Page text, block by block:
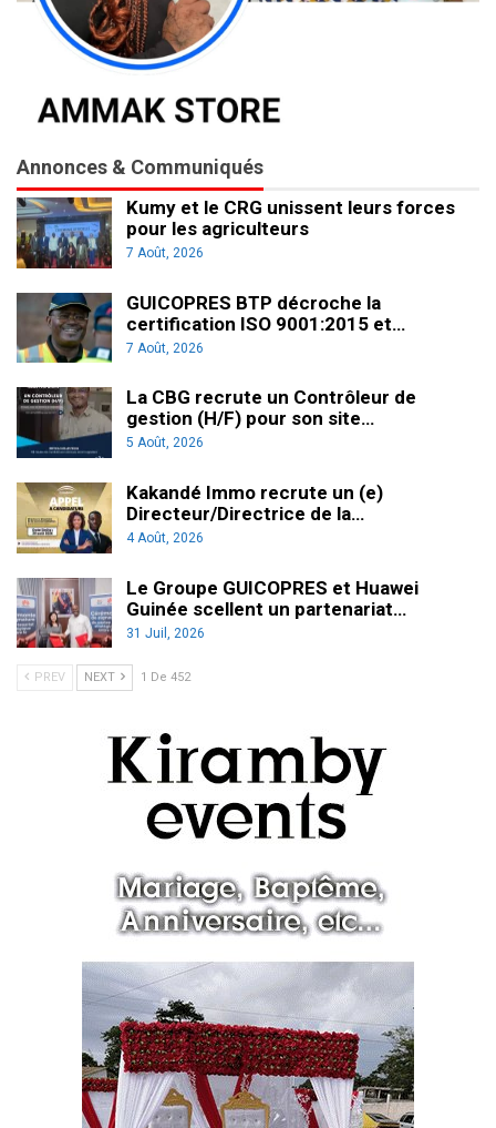
Annonces & Communiqués
Kumy et le CRG unissent leurs forces
pour les agriculteurs
7 Août, 2026
GUICOPRES BTP décroche la
certification ISO 9001:2015 et…
7 Août, 2026
La CBG recrute un Contrôleur de
gestion (H/F) pour son site…
5 Août, 2026
Kakandé Immo recrute un (e)
Directeur/Directrice de la…
4 Août, 2026
Le Groupe GUICOPRES et Huawei
Guinée scellent un partenariat…
31 Juil, 2026
PREV NEXT 1 De 452